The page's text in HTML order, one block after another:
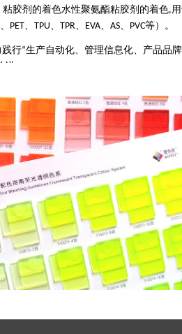
胶剂的着色水性聚氨酯粘胶剂的着色,
、 PET、 TPU、 TPR、 EVA、 AS、 PVC等）。
践行“生产自动化、管理信息化、产品品
。